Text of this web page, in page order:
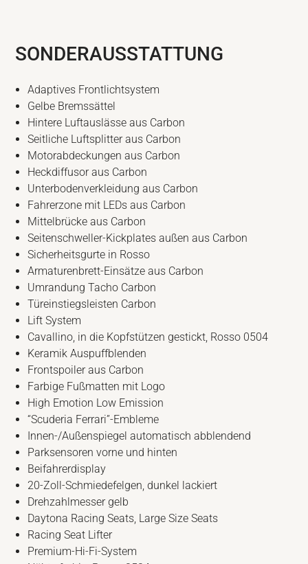
SONDERAUSSTATTUNG
Adaptives Frontlichtsystem
Gelbe Bremssättel
Hintere Luftauslässe aus Carbon
Seitliche Luftsplitter aus Carbon
Motorabdeckungen aus Carbon
Heckdiffusor aus Carbon
Unterbodenverkleidung aus Carbon
Fahrerzone mit LEDs aus Carbon
Mittelbrücke aus Carbon
Seitenschweller-Kickplates außen aus Carbon
Sicherheitsgurte in Rosso
Armaturenbrett-Einsätze aus Carbon
Umrandung Tacho Carbon
Türeinstiegsleisten Carbon
Lift System
Cavallino, in die Kopfstützen gestickt, Rosso 0504
Keramik Auspuffblenden
Frontspoiler aus Carbon
Farbige Fußmatten mit Logo
High Emotion Low Emission
“Scuderia Ferrari”-Embleme
Innen-/Außenspiegel automatisch abblendend
Parksensoren vorne und hinten
Beifahrerdisplay
20-Zoll-Schmiedefelgen, dunkel lackiert
Drehzahlmesser gelb
Daytona Racing Seats, Large Size Seats
Racing Seat Lifter
Premium-Hi-Fi-System